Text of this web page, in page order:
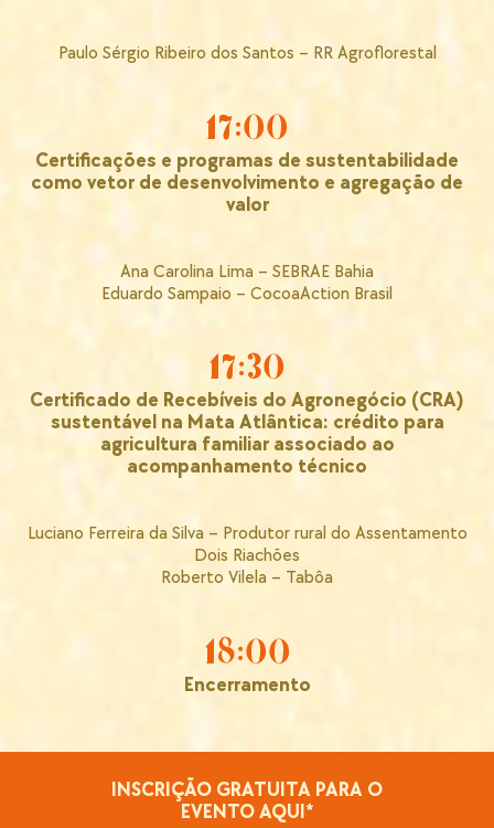
Paulo Sérgio Ribeiro dos Santos – RR Agroflorestal
17:00
Certificações e programas de sustentabilidade
como vetor de desenvolvimento e agregação de
valor
Ana Carolina Lima – SEBRAE Bahia
Eduardo Sampaio – CocoaAction Brasil
17:30
Certificado de Recebíveis do Agronegócio (CRA)
sustentável na Mata Atlântica: crédito para
agricultura familiar associado ao
acompanhamento técnico
Luciano Ferreira da Silva – Produtor rural do Assentamento
Dois Riachões
Roberto Vilela – Tabôa
18:00
Encerramento
INSCRIÇÃO GRATUITA PARA O
EVENTO AQUI*